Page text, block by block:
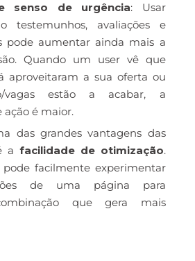
senso de urgência: Usar
testemunhos, avaliações e
pode aumentar ainda mais a
Quando um user vê que
aproveitaram a sua oferta ou
estão a acabar, a
é maior.
das grandes vantagens das
a facilidade de otimização.
pode facilmente experimentar
de uma página para
que gera mais